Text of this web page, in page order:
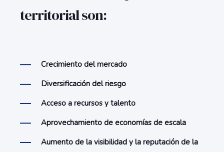
territorial son:
Crecimiento del mercado
Diversificación del riesgo
Acceso a recursos y talento
Aprovechamiento de economías de escala
Aumento de la visibilidad y la reputación de la